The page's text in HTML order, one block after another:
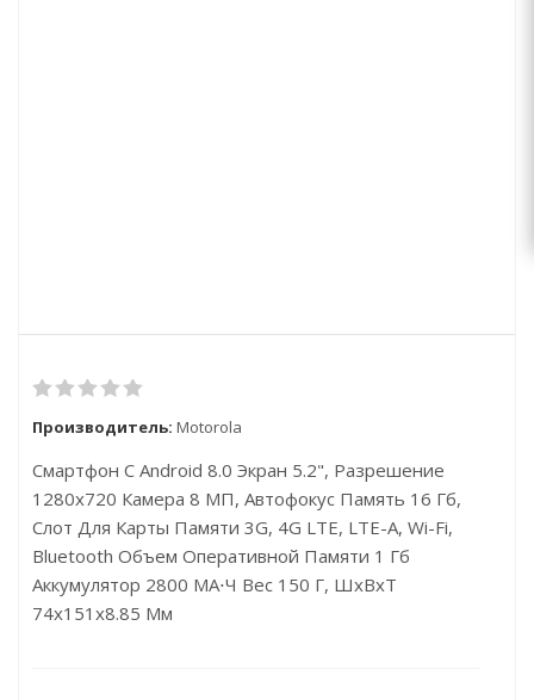
Производитель: Motorola
Смартфон С Android 8.0 Экран 5.2", Разрешение
1280x720 Камера 8 МП, Автофокус Память 16 Гб,
Слот Для Карты Памяти 3G, 4G LTE, LTE-A, Wi-Fi,
Bluetooth Объем Оперативной Памяти 1 Гб
Аккумулятор 2800 МА⋅ч Вес 150 Г, ШxВxТ
74x151x8.85 Мм